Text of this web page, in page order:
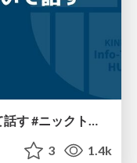
10分間でエンジニア就活について話す #ニックトレイン
3 1.4k